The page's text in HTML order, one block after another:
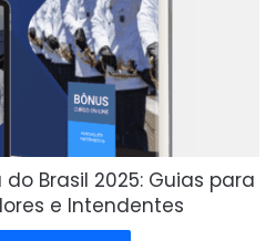
Brasil 2025: Guias para
e Intendentes